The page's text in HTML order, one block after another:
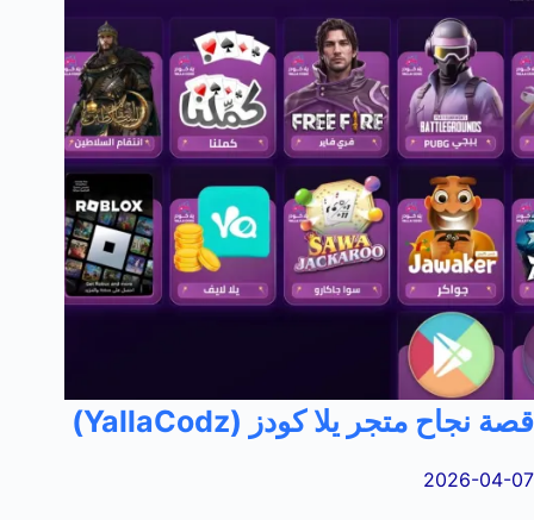
قصة نجاح متجر يلا كودز (YallaCodz)
2026-04-07